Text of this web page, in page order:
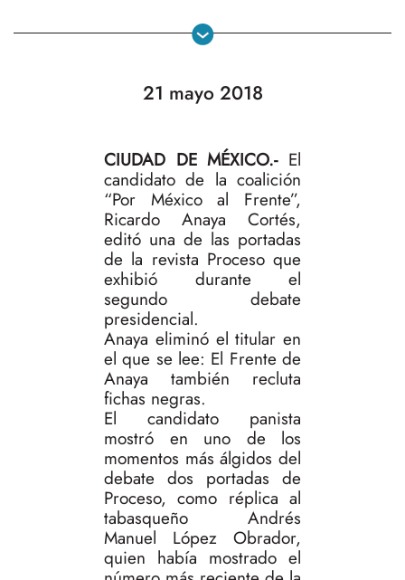
21 mayo 2018
CIUDAD DE MÉXICO.-El
candidato de la coalición
“Por México al Frente”,
Ricardo Anaya Cortés,
editó una de las portadas
de la revista Proceso que
exhibió durante el
segundo debate
presidencial.
Anaya eliminó el titular en
el que se lee: El Frente de
Anaya también recluta
fichas negras.
El candidato panista
mostró en uno de los
momentos más álgidos del
debate dos portadas de
Proceso, como réplica al
tabasqueño Andrés
Manuel López Obrador,
quien había mostrado el